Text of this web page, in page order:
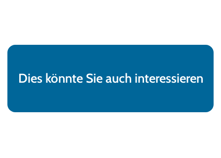
Dies könnte Sie auch interessieren